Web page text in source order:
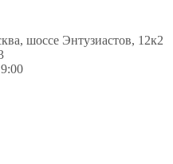
шоссе Энтузиастов, 12к2